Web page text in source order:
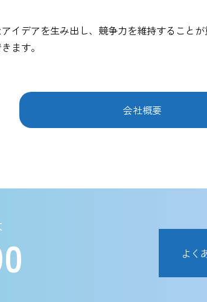
イデアを生み出し、競争力を維持すること
ます。
会社概要
よく